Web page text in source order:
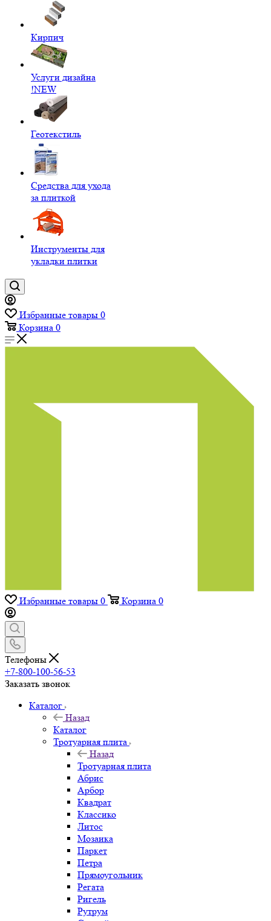
Кирпич
Услуги дизайна
!NEW
Геотекстиль
Средства для ухода
за плиткой
Инструменты для
укладки плитки
Избранные товары 0
Корзина 0
Избранные товары 0 Корзина 0
Телефоны
+7-800-100-56-53
Заказать звонок
Каталог
Назад
Каталог
Тротуарная плита
Назад
Тротуарная плита
Абрис
Арбор
Квадрат
Классико
Литос
Мозаика
Паркет
Петра
Прямоугольник
Регата
Ригель
Рутрум